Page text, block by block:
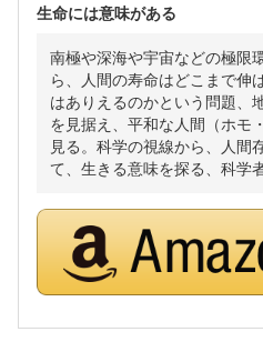
生命には意味がある
南極や深海や宇宙などの極限
ら、人間の寿命はどこまで伸
はありえるのかという問題、
を見据え、平和な人間（ホモ
見る。科学の視線から、人間
て、生きる意味を探る、科学